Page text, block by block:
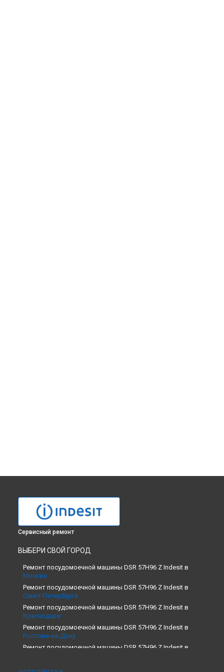
Сервисный ремонт
ВЫБЕРИ СВОЙ ГОРОД
Ремонт посудомоечной машины DSR 57H96 Z Indesit в
Москве
Ремонт посудомоечной машины DSR 57H96 Z Indesit в
Санкт-Петербурге
Ремонт посудомоечной машины DSR 57H96 Z Indesit в
Краснодаре
Ремонт посудомоечной машины DSR 57H96 Z Indesit в
Ростове-на-Дону
Ремонт посудомоечной машины DSR 57H96 Z Indesit в
Ремонт посудомоечной машины DSR 57H96 Z Indesit в